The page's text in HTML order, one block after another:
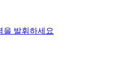
을 발휘하세요